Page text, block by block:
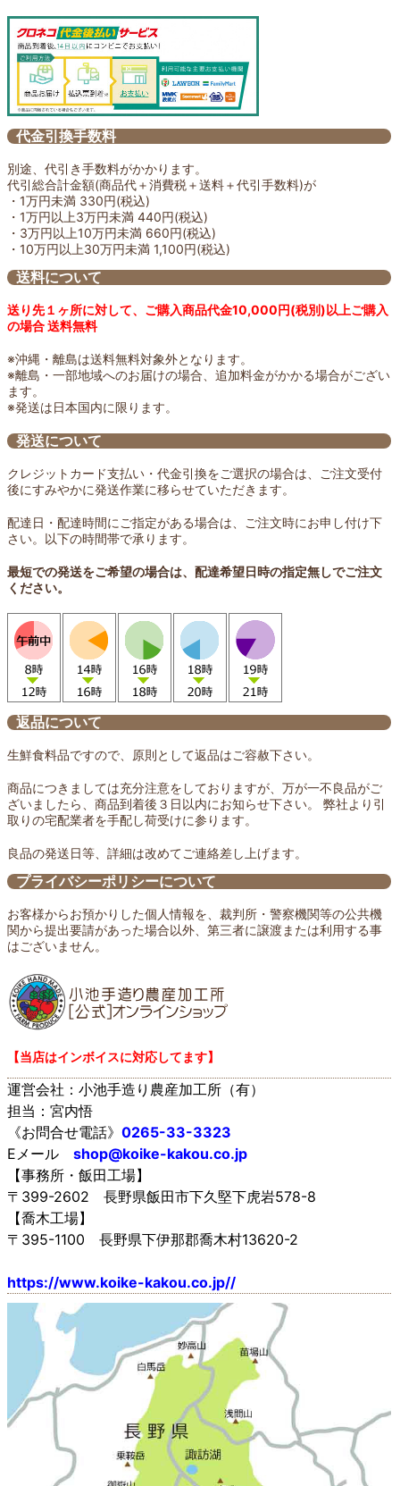
代金引換手数料
別途、代引き手数料がかかります。
代引総合計金額(商品代＋消費税＋送料＋代引手数料)が
・1万円未満 330円(税込)
・1万円以上3万円未満 440円(税込)
・3万円以上10万円未満 660円(税込)
・10万円以上30万円未満 1,100円(税込)
送料について
送り先１ヶ所に対して、ご購入商品代金10,000円(税別)以上ご購入
の場合 送料無料
※沖縄・離島は送料無料対象外となります。
※離島・一部地域へのお届けの場合、追加料金がかかる場合がござい
ます。
※発送は日本国内に限ります。
発送について
クレジットカード支払い・代金引換をご選択の場合は、ご注文受付
後にすみやかに発送作業に移らせていただきます。
配達日・配達時間にご指定がある場合は、ご注文時にお申し付け下
さい。以下の時間帯で承ります。
最短での発送をご希望の場合は、配達希望日時の指定無しでご注文
ください。
返品について
生鮮食料品ですので、原則として返品はご容赦下さい。
商品につきましては充分注意をしておりますが、万が一不良品がご
ざいましたら、商品到着後３日以内にお知らせ下さい。 弊社より引
取りの宅配業者を手配し荷受けに参ります。
良品の発送日等、詳細は改めてご連絡差し上げます。
プライバシーポリシーについて
お客様からお預かりした個人情報を、裁判所・警察機関等の公共機
関から提出要請があった場合以外、第三者に譲渡または利用する事
はございません。
【当店はインボイスに対応してます】
運営会社：小池手造り農産加工所（有）
担当：宮内悟
《お問合せ電話》 0265-33-3323
Eメール shop@koike-kakou.co.jp
【事務所・飯田工場】
〒399-2602 長野県飯田市下久堅下虎岩578-8
【喬木工場】
〒395-1100 長野県下伊那郡喬木村13620-2
https://www.koike-kakou.co.jp//